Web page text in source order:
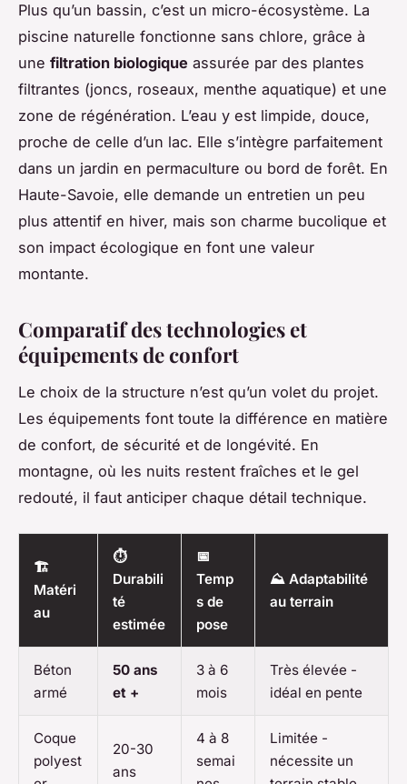
Plus qu’un bassin, c’est un micro-écosystème. La
piscine naturelle fonctionne sans chlore, grâce à
une filtration biologique assurée par des plantes
filtrantes (joncs, roseaux, menthe aquatique) et une
zone de régénération. L’eau y est limpide, douce,
proche de celle d’un lac. Elle s’intègre parfaitement
dans un jardin en permaculture ou bord de forêt. En
Haute-Savoie, elle demande un entretien un peu
plus attentif en hiver, mais son charme bucolique et
son impact écologique en font une valeur
montante.
Comparatif des technologies et
équipements de confort
Le choix de la structure n’est qu’un volet du projet.
Les équipements font toute la différence en matière
de confort, de sécurité et de longévité. En
montagne, où les nuits restent fraîches et le gel
redouté, il faut anticiper chaque détail technique.
🏗️
Matéri
au
⏱️
Durabili
té
estimée
📅
Temp
s de
pose
⛰️ Adaptabilité
au terrain
Béton
armé
50 ans
et +
3 à 6
mois
Très élevée -
idéal en pente
Coque
polyest
20-30
ans
4 à 8
semai
Limitée -
nécessite un